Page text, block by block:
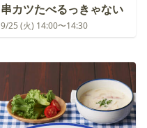
串カツたべるっきゃない
9/25 (火) 14:00〜14:30